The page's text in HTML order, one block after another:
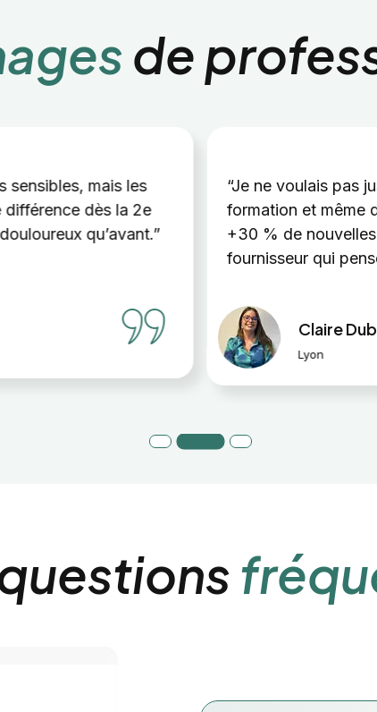
de
sensibles, mais les
différence dès la 2e
qu’avant.”
“Je ne voulais pas
formation et même
+30 % de
fournisseur qui
Claire
Lyon